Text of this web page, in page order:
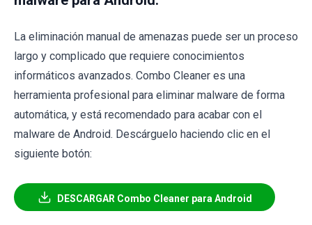
La eliminación manual de amenazas puede ser un proceso
largo y complicado que requiere conocimientos
informáticos avanzados. Combo Cleaner es una
herramienta profesional para eliminar malware de forma
automática, y está recomendado para acabar con el
malware de Android. Descárguelo haciendo clic en el
siguiente botón:
DESCARGAR Combo Cleaner para Android